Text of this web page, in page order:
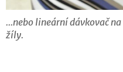
...nebo lineární dávkovač
žíly.